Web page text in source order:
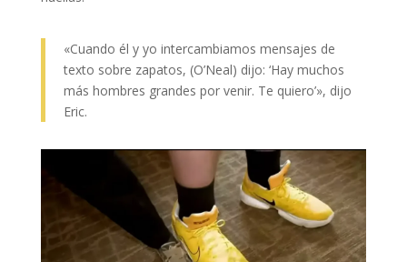
«Cuando él y yo intercambiamos mensajes de
texto sobre zapatos, (O’Neal) dijo: ‘Hay muchos
más hombres grandes por venir. Te quiero’», dijo
Eric.